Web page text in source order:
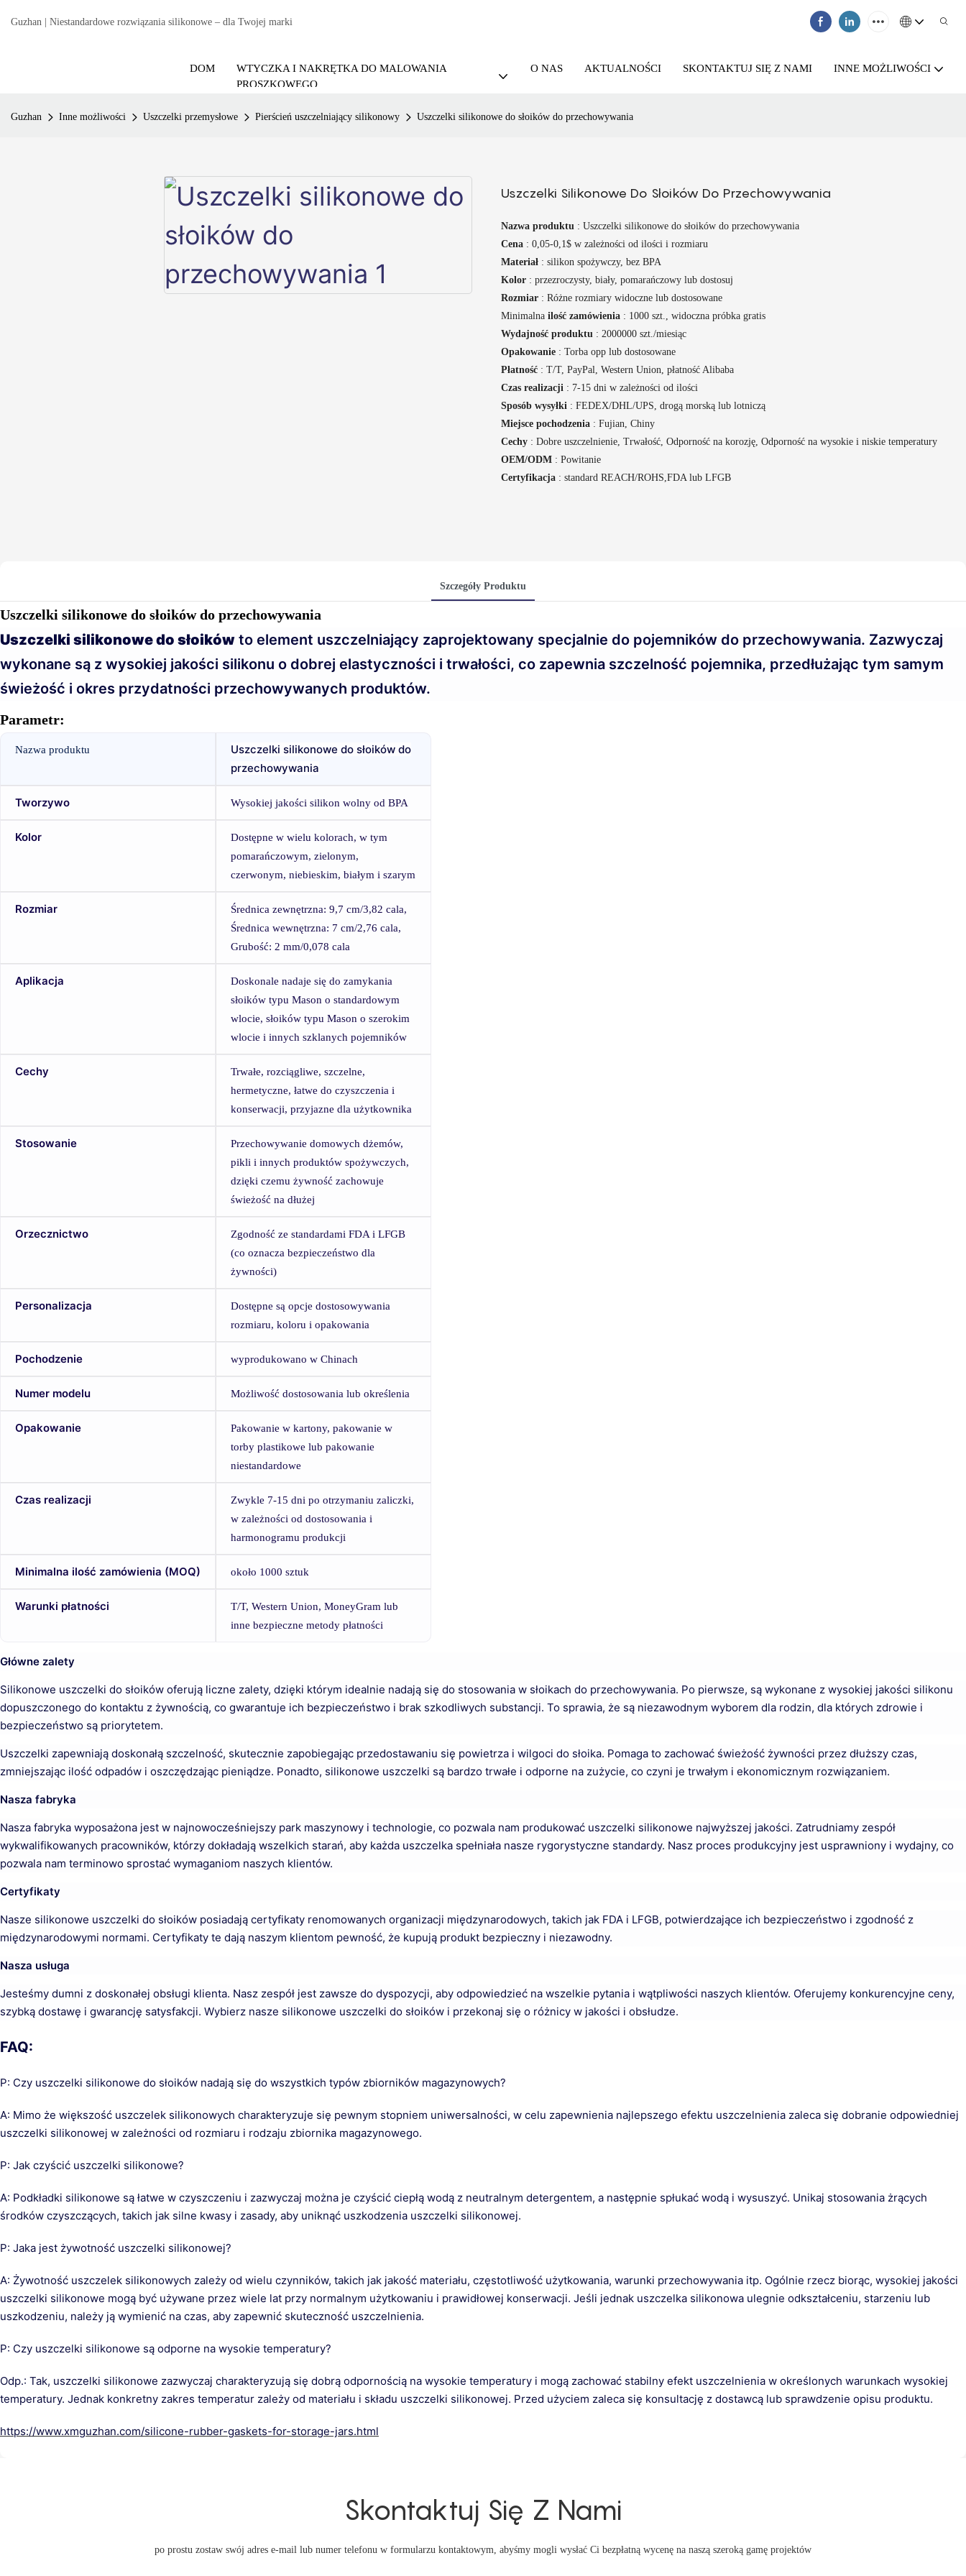
Guzhan | Niestandardowe rozwiązania silikonowe – dla Twojej marki
DOM
WTYCZKA I NAKRĘTKA DO MALOWANIA
PROSZKOWEGO
O NAS AKTUALNOŚCI SKONTAKTUJ SIĘ Z NAMI INNE MOŻLIWOŚCI
Guzhan Inne możliwości Uszczelki przemysłowe Pierścień uszczelniający silikonowy Uszczelki silikonowe do słoików do przechowywania
Uszczelki Silikonowe Do Słoików Do Przechowywania
Nazwa produktu : Uszczelki silikonowe do słoików do przechowywania
Cena : 0,05-0,1$ w zależności od ilości i rozmiaru
Materiał : silikon spożywczy, bez BPA
Kolor : przezroczysty, biały, pomarańczowy lub dostosuj
Rozmiar : Różne rozmiary widoczne lub dostosowane
Minimalna ilość zamówienia : 1000 szt., widoczna próbka gratis
Wydajność produktu : 2000000 szt./miesiąc
Opakowanie : Torba opp lub dostosowane
Płatność : T/T, PayPal, Western Union, płatność Alibaba
Czas realizacji : 7-15 dni w zależności od ilości
Sposób wysyłki : FEDEX/DHL/UPS, drogą morską lub lotniczą
Miejsce pochodzenia : Fujian, Chiny
Cechy : Dobre uszczelnienie, Trwałość, Odporność na korozję, Odporność na wysokie i niskie temperatury
OEM/ODM : Powitanie
Certyfikacja : standard REACH/ROHS,FDA lub LFGB
Szczegóły Produktu
Uszczelki silikonowe do słoików do przechowywania
Uszczelki silikonowe do słoików to element uszczelniający zaprojektowany specjalnie do pojemników do przechowywania. Zazwyczaj
wykonane są z wysokiej jakości silikonu o dobrej elastyczności i trwałości, co zapewnia szczelność pojemnika, przedłużając tym samym
świeżość i okres przydatności przechowywanych produktów.
Parametr:
Nazwa produktu
Uszczelki silikonowe do słoików do
przechowywania
Tworzywo Wysokiej jakości silikon wolny od BPA
Kolor
Dostępne w wielu kolorach, w tym
pomarańczowym, zielonym,
czerwonym, niebieskim, białym i szarym
Rozmiar
Średnica zewnętrzna: 9,7 cm/3,82 cala,
Średnica wewnętrzna: 7 cm/2,76 cala,
Grubość: 2 mm/0,078 cala
Aplikacja
Doskonale nadaje się do zamykania
słoików typu Mason o standardowym
wlocie, słoików typu Mason o szerokim
wlocie i innych szklanych pojemników
Cechy
Trwałe, rozciągliwe, szczelne,
hermetyczne, łatwe do czyszczenia i
konserwacji, przyjazne dla użytkownika
Stosowanie
Przechowywanie domowych dżemów,
pikli i innych produktów spożywczych,
dzięki czemu żywność zachowuje
świeżość na dłużej
Orzecznictwo
Zgodność ze standardami FDA i LFGB
(co oznacza bezpieczeństwo dla
żywności)
Personalizacja
Dostępne są opcje dostosowywania
rozmiaru, koloru i opakowania
Pochodzenie wyprodukowano w Chinach
Numer modelu Możliwość dostosowania lub określenia
Opakowanie
Pakowanie w kartony, pakowanie w
torby plastikowe lub pakowanie
niestandardowe
Czas realizacji
Zwykle 7-15 dni po otrzymaniu zaliczki,
w zależności od dostosowania i
harmonogramu produkcji
Minimalna ilość zamówienia (MOQ) około 1000 sztuk
Warunki płatności
T/T, Western Union, MoneyGram lub
inne bezpieczne metody płatności
Główne zalety
Silikonowe uszczelki do słoików oferują liczne zalety, dzięki którym idealnie nadają się do stosowania w słoikach do przechowywania. Po pierwsze, są wykonane z wysokiej jakości silikonu
dopuszczonego do kontaktu z żywnością, co gwarantuje ich bezpieczeństwo i brak szkodliwych substancji. To sprawia, że ​​są niezawodnym wyborem dla rodzin, dla których zdrowie i
bezpieczeństwo są priorytetem.
Uszczelki zapewniają doskonałą szczelność, skutecznie zapobiegając przedostawaniu się powietrza i wilgoci do słoika. Pomaga to zachować świeżość żywności przez dłuższy czas,
zmniejszając ilość odpadów i oszczędzając pieniądze. Ponadto, silikonowe uszczelki są bardzo trwałe i odporne na zużycie, co czyni je trwałym i ekonomicznym rozwiązaniem.
Nasza fabryka
Nasza fabryka wyposażona jest w najnowocześniejszy park maszynowy i technologie, co pozwala nam produkować uszczelki silikonowe najwyższej jakości. Zatrudniamy zespół
wykwalifikowanych pracowników, którzy dokładają wszelkich starań, aby każda uszczelka spełniała nasze rygorystyczne standardy. Nasz proces produkcyjny jest usprawniony i wydajny, co
pozwala nam terminowo sprostać wymaganiom naszych klientów.
Certyfikaty
Nasze silikonowe uszczelki do słoików posiadają certyfikaty renomowanych organizacji międzynarodowych, takich jak FDA i LFGB, potwierdzające ich bezpieczeństwo i zgodność z
międzynarodowymi normami. Certyfikaty te dają naszym klientom pewność, że kupują produkt bezpieczny i niezawodny.
Nasza usługa
Jesteśmy dumni z doskonałej obsługi klienta. Nasz zespół jest zawsze do dyspozycji, aby odpowiedzieć na wszelkie pytania i wątpliwości naszych klientów. Oferujemy konkurencyjne ceny,
szybką dostawę i gwarancję satysfakcji. Wybierz nasze silikonowe uszczelki do słoików i przekonaj się o różnicy w jakości i obsłudze.
FAQ:
P: Czy uszczelki silikonowe do słoików nadają się do wszystkich typów zbiorników magazynowych?
A: Mimo że większość uszczelek silikonowych charakteryzuje się pewnym stopniem uniwersalności, w celu zapewnienia najlepszego efektu uszczelnienia zaleca się dobranie odpowiedniej
uszczelki silikonowej w zależności od rozmiaru i rodzaju zbiornika magazynowego.
P: Jak czyścić uszczelki silikonowe?
A: Podkładki silikonowe są łatwe w czyszczeniu i zazwyczaj można je czyścić ciepłą wodą z neutralnym detergentem, a następnie spłukać wodą i wysuszyć. Unikaj stosowania żrących
środków czyszczących, takich jak silne kwasy i zasady, aby uniknąć uszkodzenia uszczelki silikonowej.
P: Jaka jest żywotność uszczelki silikonowej?
A: Żywotność uszczelek silikonowych zależy od wielu czynników, takich jak jakość materiału, częstotliwość użytkowania, warunki przechowywania itp. Ogólnie rzecz biorąc, wysokiej jakości
uszczelki silikonowe mogą być używane przez wiele lat przy normalnym użytkowaniu i prawidłowej konserwacji. Jeśli jednak uszczelka silikonowa ulegnie odkształceniu, starzeniu lub
uszkodzeniu, należy ją wymienić na czas, aby zapewnić skuteczność uszczelnienia.
P: Czy uszczelki silikonowe są odporne na wysokie temperatury?
Odp.: Tak, uszczelki silikonowe zazwyczaj charakteryzują się dobrą odpornością na wysokie temperatury i mogą zachować stabilny efekt uszczelnienia w określonych warunkach wysokiej
temperatury. Jednak konkretny zakres temperatur zależy od materiału i składu uszczelki silikonowej. Przed użyciem zaleca się konsultację z dostawcą lub sprawdzenie opisu produktu.
https://www.xmguzhan.com/silicone-rubber-gaskets-for-storage-jars.html
Skontaktuj Się Z Nami
po prostu zostaw swój adres e-mail lub numer telefonu w formularzu kontaktowym, abyśmy mogli wysłać Ci bezpłatną wycenę na naszą szeroką gamę projektów